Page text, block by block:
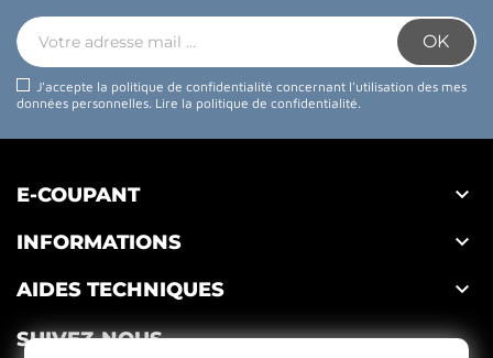
J'accepte la politique de confidentialité concernant l'utilisation des mes
données personnelles. Lire la politique de confidentialité.
E-COUPANT 
INFORMATIONS 
AIDES TECHNIQUES 
SUIVEZ-NOUS